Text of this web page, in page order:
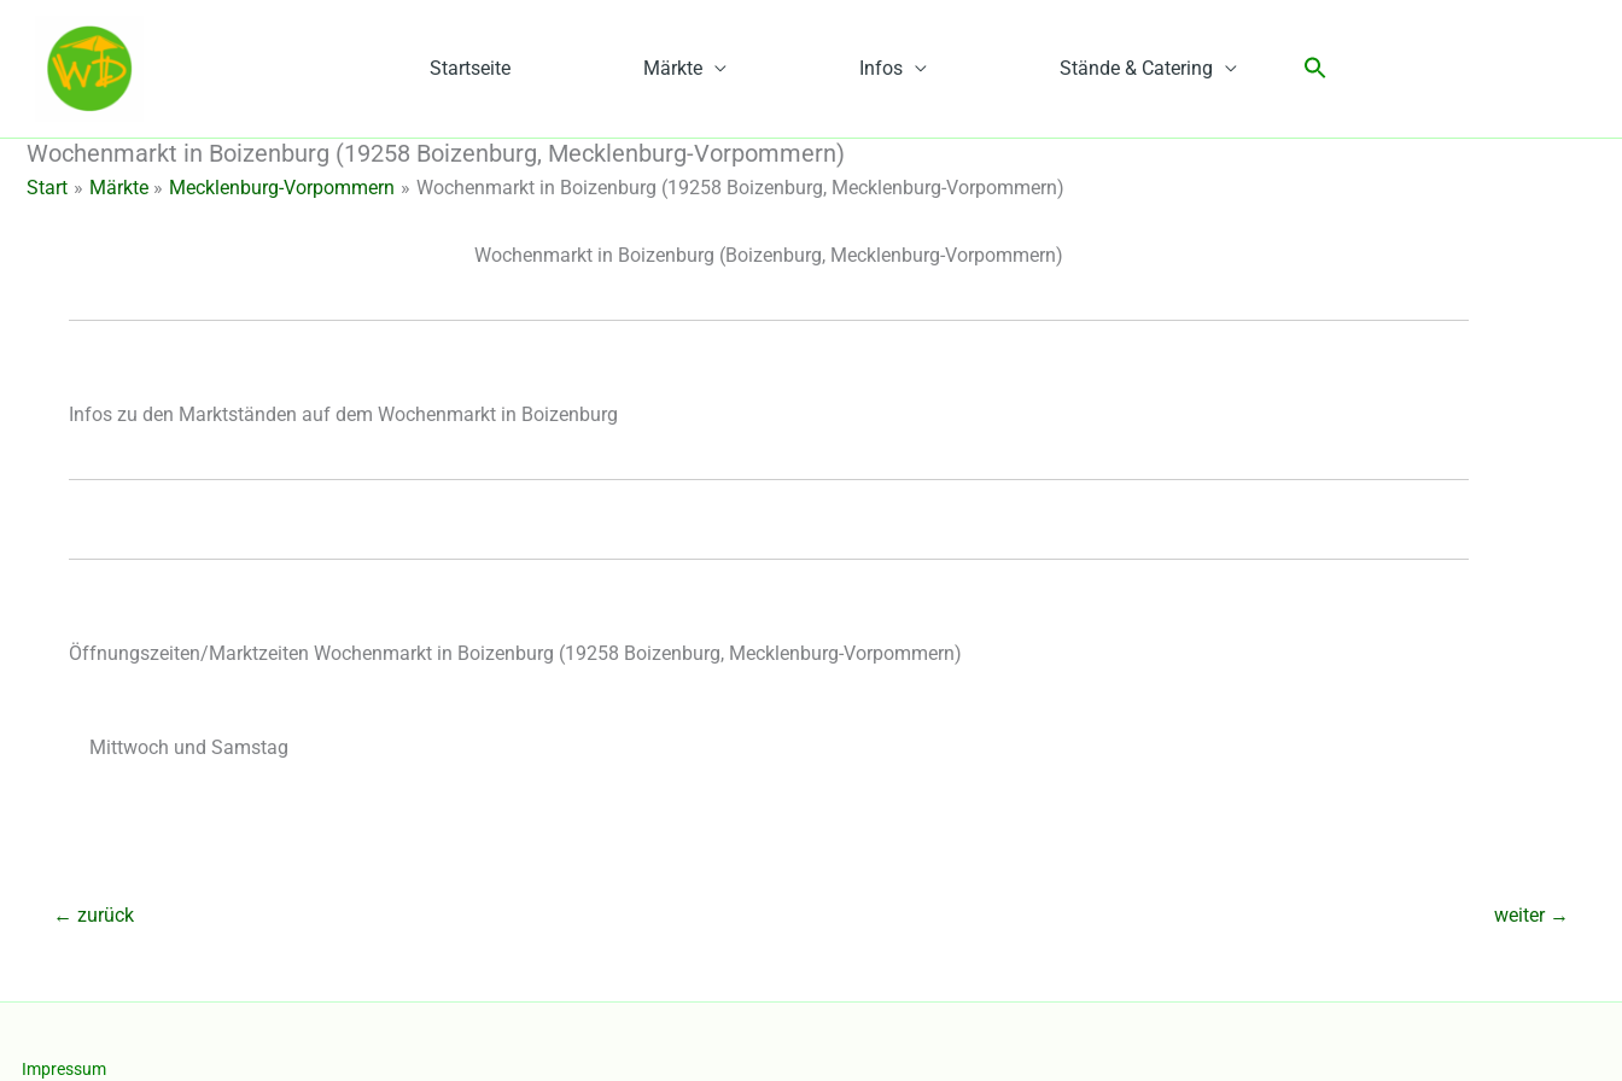
springen
Startseite Märkte Infos Stände & Catering
Wochenmarkt in Boizenburg (19258 Boizenburg, Mecklenburg-Vorpommern)
Start Märkte Mecklenburg-Vorpommern Wochenmarkt in Boizenburg (19258 Boizenburg, Mecklenburg-Vorpommern)
Wochenmarkt in Boizenburg (Boizenburg, Mecklenburg-Vorpommern)
Infos zu den Marktständen auf dem Wochenmarkt in Boizenburg
Öffnungszeiten/Marktzeiten Wochenmarkt in Boizenburg (19258 Boizenburg, Mecklenburg-Vorpommern)
Mittwoch und Samstag
← zurück weiter →
Impressum